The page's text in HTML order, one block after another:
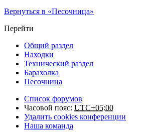
Вернуться в «Песочница»
Перейти
Общий раздел
Находки
Технический раздел
Барахолка
Песочница
Список форумов
Часовой пояс: UTC+05:00
Удалить cookies конференции
Наша команда